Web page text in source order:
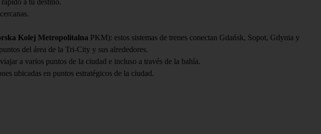
a tu destino.
Kolej Metropolitalna PKM): estos sistemas de trenes conectan Gdańsk, Sopot, Gdynia y
del área de la Tri-City y sus alrededores.
a varios puntos de la ciudad e incluso a través de la bahía.
ubicadas en puntos estratégicos de la ciudad.